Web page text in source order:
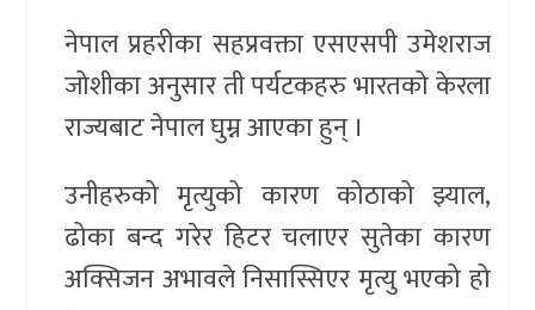
नेपाल प्रहरीका सहप्रवक्ता एसएसपी उमेशराज
जोशीका अनुसार ती पर्यटकहरु भारतको केरला
राज्यबाट नेपाल घुम्न आएका हुन् ।
उनीहरुको मृत्युको कारण कोठाको झ्याल,
ढोका बन्द गरेर हिटर चलाएर सुतेका कारण
अक्सिजन अभावले निसास्सिएर मृत्यु भएको हो